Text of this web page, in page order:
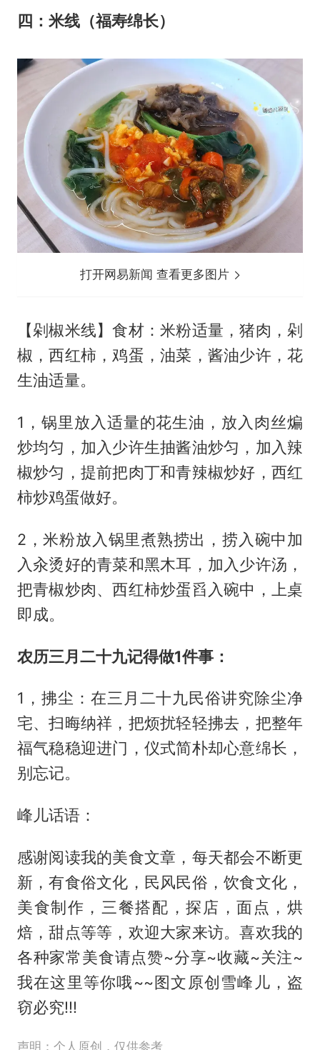
四：米线（福寿绵长）
打开网易新闻 查看更多图片
【剁椒米线】食材：米粉适量，猪肉，剁
椒，西红柿，鸡蛋，油菜，酱油少许，花
生油适量。
1，锅里放入适量的花生油，放入肉丝煸
炒均匀，加入少许生抽酱油炒匀，加入辣
椒炒匀，提前把肉丁和青辣椒炒好，西红
柿炒鸡蛋做好。
2，米粉放入锅里煮熟捞出，捞入碗中加
入汆烫好的青菜和黑木耳，加入少许汤，
把青椒炒肉、西红柿炒蛋舀入碗中，上桌
即成。
农历三月二十九记得做1件事：
1，拂尘：在三月二十九民俗讲究除尘净
宅、扫晦纳祥，把烦扰轻轻拂去，把整年
福气稳稳迎进门，仪式简朴却心意绵长，
别忘记。
峰儿话语：
感谢阅读我的美食文章，每天都会不断更
新，有食俗文化，民风民俗，饮食文化，
美食制作，三餐搭配，探店，面点，烘
焙，甜点等等，欢迎大家来访。喜欢我的
各种家常美食请点赞~分享~收藏~关注~
我在这里等你哦~~图文原创雪峰儿，盗
窃必究!!!
声明：个人原创，仅供参考